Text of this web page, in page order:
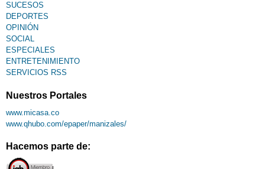
SUCESOS
DEPORTES
OPINIÓN
SOCIAL
ESPECIALES
ENTRETENIMIENTO
SERVICIOS RSS
Nuestros Portales
www.micasa.co
www.qhubo.com/epaper/manizales/
Hacemos parte de: